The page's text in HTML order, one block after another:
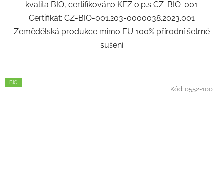
kvalita BIO, certifikováno KEZ o.p.s CZ-BIO-001
Certifikát: CZ-BIO-001.203-0000038.2023.001
Zemědělská produkce mimo EU 100% přírodní šetrné
sušení
BIO
Kód:0552-100